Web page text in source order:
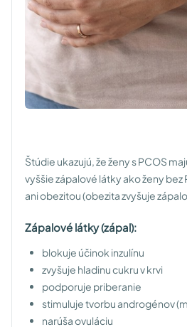
Štúdie ukazujú, že ženy s PCOS
vyššie zápalové látky ako ženy bez
ani obezitou (obezita zvyšuje
Zápalové látky (zápal):
blokuje účinok inzulínu
zvyšuje hladinu cukru v krvi
podporuje priberanie
stimuluje tvorbu androgénov
narúša ovuláciu